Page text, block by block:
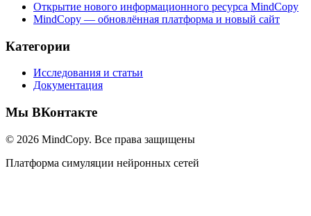
Открытие нового информационного ресурса MindCopy
MindCopy — обновлённая платформа и новый сайт
Категории
Исследования и статьи
Документация
Мы ВКонтакте
© 2026 MindCopy. Все права защищены
Платформа симуляции нейронных сетей